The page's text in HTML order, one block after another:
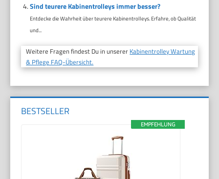
Sind teurere Kabinentrolleys immer besser?
Entdecke die Wahrheit über teurere Kabinentrolleys. Erfahre, ob Qualität
und...
Weitere Fragen findest Du in unserer Kabinentrolley Wartung
& Pflege FAQ-Übersicht.
BESTSELLER
EMPFEHLUNG